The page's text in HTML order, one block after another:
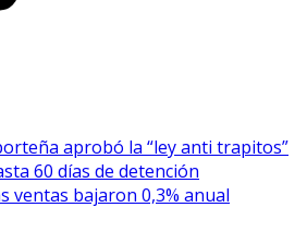
aprobó la “ley anti trapitos”
60 días de detención
ventas bajaron 0,3% anual